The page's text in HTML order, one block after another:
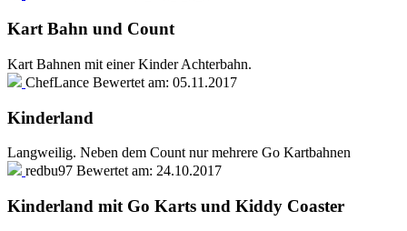
Kart Bahn und Count
Kart Bahnen mit einer Kinder Achterbahn.
ChefLance Bewertet am: 05.11.2017
Kinderland
Langweilig. Neben dem Count nur mehrere Go Kartbahnen
redbu97 Bewertet am: 24.10.2017
Kinderland mit Go Karts und Kiddy Coaster